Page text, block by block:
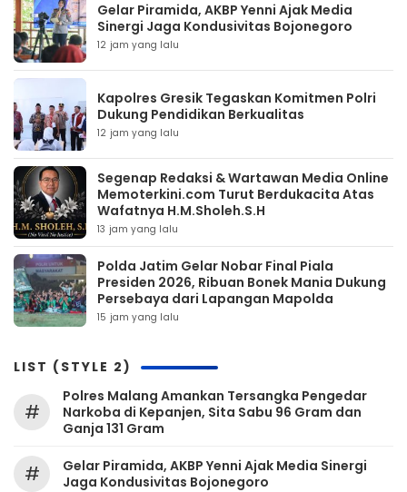
Gelar Piramida, AKBP Yenni Ajak Media
Sinergi Jaga Kondusivitas Bojonegoro
12 jam yang lalu
Kapolres Gresik Tegaskan Komitmen Polri
Dukung Pendidikan Berkualitas
12 jam yang lalu
Segenap Redaksi & Wartawan Media Online
Memoterkini.com Turut Berdukacita Atas
Wafatnya H.M.Sholeh.S.H
13 jam yang lalu
Polda Jatim Gelar Nobar Final Piala
Presiden 2026, Ribuan Bonek Mania Dukung
Persebaya dari Lapangan Mapolda
15 jam yang lalu
LIST (STYLE 2)
#
Polres Malang Amankan Tersangka Pengedar
Narkoba di Kepanjen, Sita Sabu 96 Gram dan
Ganja 131 Gram
#
Gelar Piramida, AKBP Yenni Ajak Media Sinergi
Jaga Kondusivitas Bojonegoro